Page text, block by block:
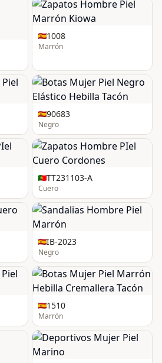
1008
Marrón
90683
Negro
TT231103-A
Cuero
IB-2023
Negro
1510
Marrón